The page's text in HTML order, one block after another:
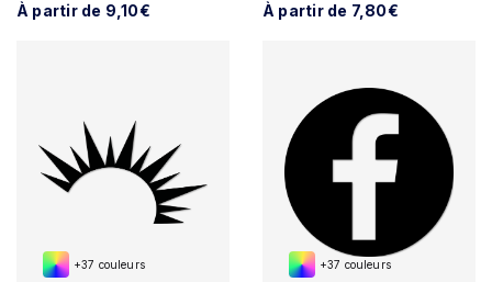
À partir de 9,10€
À partir de 7,80€
+37 couleurs +37 couleurs